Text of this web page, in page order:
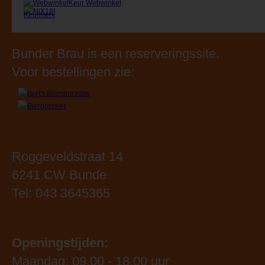
Bunder Brau is een reserveringssite.
Voor bestellingen zie:
Roggeveldstraat 14
6241 CW Bunde
Tel: 043 3645365
Openingstijden:
Maandag: 09.00 - 18.00 uur